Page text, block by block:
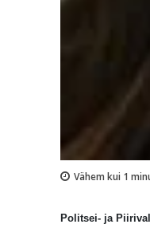
Vähem kui 1
Politsei- ja